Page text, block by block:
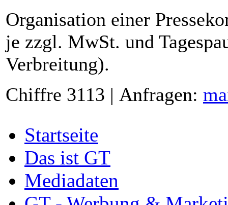
Organisation einer
je zzgl. MwSt. und
Verbreitung).
Chiffre 3113 | Anfragen:
Startseite
Das ist GT
Mediadaten